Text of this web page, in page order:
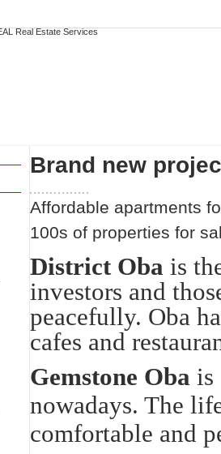
Brand new
Affordable apartments
100s of properties for
District Oba is
investors and
peacefully. Oba
cafes and
Gemstone Oba is
nowadays. The
comfortable and